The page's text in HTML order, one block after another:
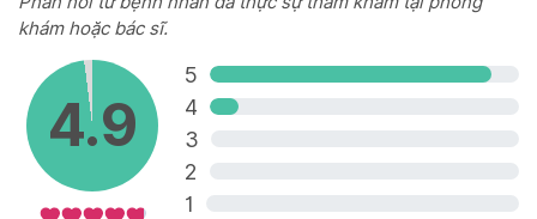
khám hoặc bác sĩ.
4.9
5
4
3
2
1